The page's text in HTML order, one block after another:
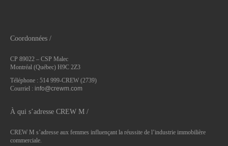
Coordonnées /
CP 89022 – CSP Malec
Montréal (Québec) H9C 2Z3
Téléphone : 514 999-CREW (2739)
Courriel : info@crewm.com
À qui s’adresse CREW M /
CREW M s’adresse aux femmes influençant la réussite de l’industrie immobilière
commerciale.